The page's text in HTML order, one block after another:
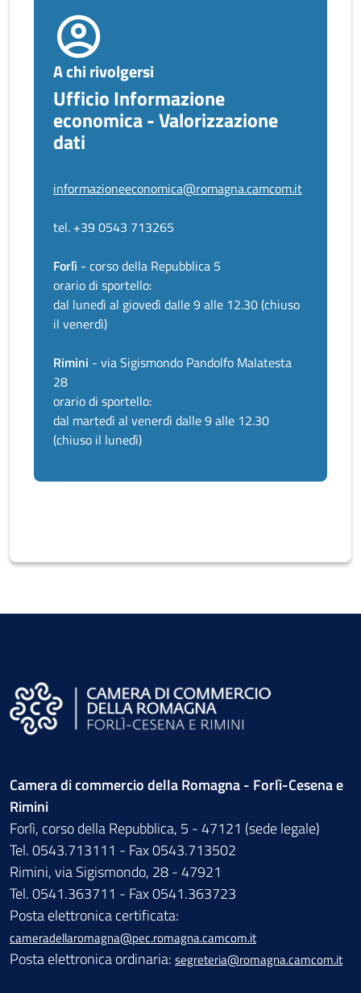
A chi rivolgersi
Ufficio Informazione
economica - Valorizzazione
dati
informazioneeconomica@romagna.camcom.it
tel. +39 0543 713265
Forlì - corso della Repubblica 5
orario di sportello:
dal lunedì al giovedì dalle 9 alle 12.30 (chiuso
il venerdì)
Rimini - via Sigismondo Pandolfo Malatesta
28
orario di sportello:
dal martedì al venerdì dalle 9 alle 12.30
(chiuso il lunedì)
Camera di commercio della Romagna - Forlì-Cesena e
Rimini
Forlì, corso della Repubblica, 5 - 47121 (sede legale)
Tel. 0543.713111 - Fax 0543.713502
Rimini, via Sigismondo, 28 - 47921
Tel. 0541.363711 - Fax 0541.363723
Posta elettronica certificata:
cameradellaromagna@pec.romagna.camcom.it
Posta elettronica ordinaria: segreteria@romagna.camcom.it